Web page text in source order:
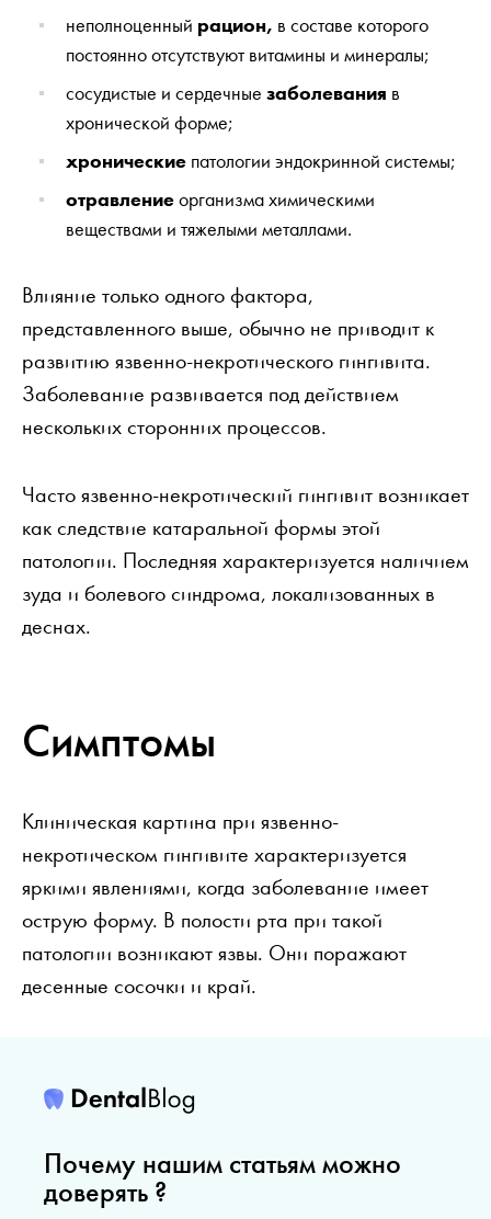
неполноценный рацион, в составе которого
постоянно отсутствуют витамины и минералы;
сосудистые и сердечные заболевания в
хронической форме;
хронические патологии эндокринной системы;
отравлениеорганизма химическими
веществами и тяжелыми металлами.
Влияние только одного фактора,
представленного выше, обычно не приводит к
развитию язвенно-некротического гингивита.
Заболевание развивается под действием
нескольких сторонних процессов.
Часто язвенно-некротический гингивит возникает
как следствие катаральной формы этой
патологии. Последняя характеризуется наличием
зуда и болевого синдрома, локализованных в
деснах.
Симптомы
Клиническая картина при язвенно-
некротическом гингивите характеризуется
яркими явлениями, когда заболевание имеет
острую форму. В полости рта при такой
патологии возникают язвы. Они поражают
десенные сосочки и край.
Почему нашим статьям можно
доверять ?